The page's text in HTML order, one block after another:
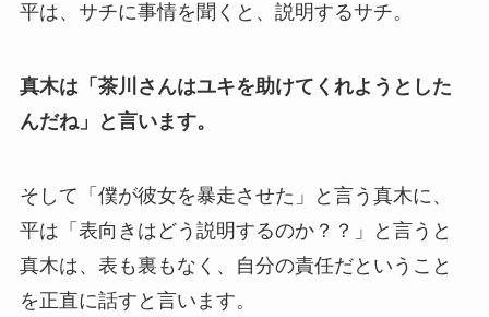
平は、サチに事情を聞くと、説明するサチ。
真木は「茶川さんはユキを助けてくれようとした
んだね」と言います。
そして「僕が彼女を暴走させた」と言う真木に、
平は「表向きはどう説明するのか？？」と言うと
真木は、表も裏もなく、自分の責任だということ
を正直に話すと言います。